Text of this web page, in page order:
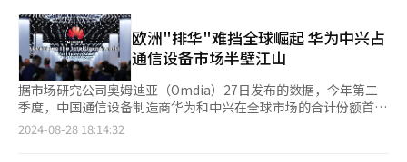
Idea选择中国作为其首个海外市场，去年11月成立了当地法人，并
于今年1月开始线上销售。通过中国的抖音、小红书、淘宝等平
台，每月创造5至6亿韩元的销售额。品牌计划明年在上海开设线下
门店，并正考虑建立自有物流中心。Codegraphy最近也组建了专
门的中国业务团队，计划年内入驻中国进口电商平台天猫国际，开
展线上业务。 位于京畿道杨州市LF Square的codegraphy门店。
【图片来源 codegraphy 】
示，这一比例较2022年提高38.3个百分点。 【图片来源
GettyImagesBank】
虽然部分交易来自建筑公司通过责任竣工协议的自行收购，但即便
考虑这些因素，纯交易规模仍较上一季度增长约34%。 在京畿道
安城市大德面的物流中心交易中，领盛（LaSalle）资产管理公司
以6031亿韩元从地山产业购得该中心，并已与大创（Daiso）、三
德物流及希杰（CJ）欧利芙洋达成租赁协议。此外，仁川石南创新
物流中心以5800亿韩元成交，并与电商巨头Coupang签订了长期
租赁合同。 去年，受新冠疫情影响，韩国物流中心供应量达到184
万坪（约608万平方米），导致租赁市场空置率显著上升。
欧洲"排华"难挡全球崛起 华为中兴占
通信设备市场半壁江山
据市场研究公司奥姆迪亚（Omdia）27日发布的数据，今年第二
季度，中国通信设备制造商华为和中兴在全球市场的合计份额首次
突破50%。尽管德国、英国等欧洲主要国家正在积极推动去除中国
2024-08-28 18:14:32